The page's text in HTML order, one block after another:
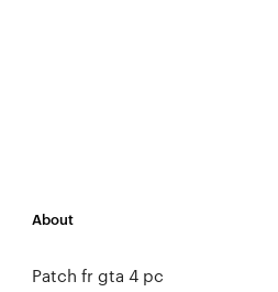
About
Patch fr gta 4 pc